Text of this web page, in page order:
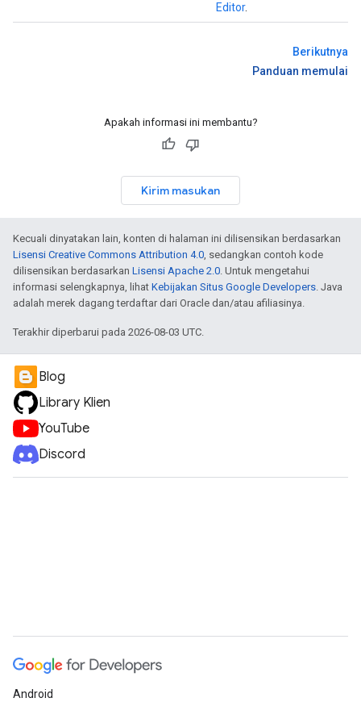
Editor.
Berikutnya
Panduan memulai
Apakah informasi ini membantu?
Kirim masukan
Kecuali dinyatakan lain, konten di halaman ini dilisensikan berdasarkan
Lisensi Creative Commons Attribution 4.0, sedangkan contoh kode
dilisensikan berdasarkan Lisensi Apache 2.0. Untuk mengetahui
informasi selengkapnya, lihat Kebijakan Situs Google Developers. Java
adalah merek dagang terdaftar dari Oracle dan/atau afiliasinya.
Terakhir diperbarui pada 2026-08-03 UTC.
Blog
Library Klien
YouTube
Discord
Android